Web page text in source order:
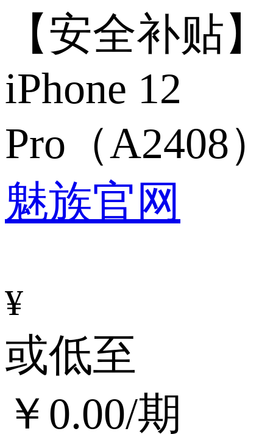
【安全补贴】
iPhone 12
Pro（A2408）
魅族官网
¥
或低至
￥ 0.00/期